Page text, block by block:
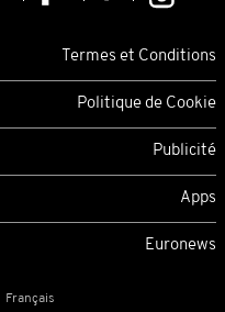
Termes et Conditions
Politique de Cookie
Publicité
Apps
Euronews